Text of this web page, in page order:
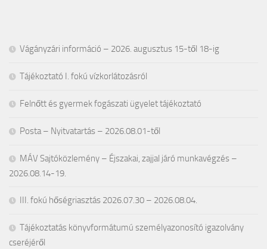
Vágányzári információ – 2026. augusztus 15-től 18-ig
Tájékoztató I. fokú vízkorlátozásról
Felnőtt és gyermek fogászati ügyelet tájékoztató
Posta – Nyitvatartás – 2026.08.01-től
MÁV Sajtóközlemény – Éjszakai, zajjal járó munkavégzés –
2026.08.14-19.
III. fokú hőségriasztás 2026.07.30 – 2026.08.04.
Tájékoztatás könyvformátumú személyazonosító igazolvány
cseréjéről